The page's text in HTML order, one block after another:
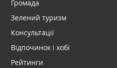
Громада
Зелений туризм
Консультації
Відпочинок і хобі
Рейтинги